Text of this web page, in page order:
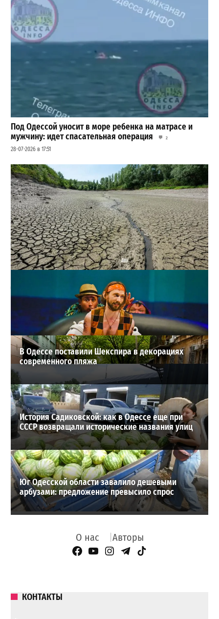
Под Одессой уносит в море ребенка на матрасе и
мужчину: идет спасательная операция
2
28-07-2026 в 17:51
Днестр рекордно обмелел: одесситов просят срочно
экономить воду
2
ВИБОР РЕДАКЦИИ
В Одессе поставили Шекспира в декорациях
современного пляжа
История Садиковской: как в Одессе еще при
СССР возвращали исторические названия улиц
Юг Одесской области завалило дешевыми
арбузами: предложение превысило спрос
О нас Авторы
Facebook Page
YouTube
Instagram
Telegram
TikTok
КОНТАКТЫ